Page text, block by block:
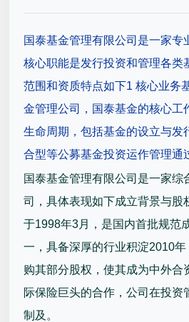
国泰基金管理有限公司是一家专
核心职能是发行投资和管理各类
范围和资质特点如下1 核心业务
金管理公司，国泰基金的核心工
生命周期，包括基金的设立与发
合型等公募基金投资运作管理通
国泰基金管理有限公司是一家综
司，具体表现如下成立背景与股
于1998年3月，是国内首批规范
一，具备深厚的行业积淀2010
购其部分股权，使其成为中外合
际保险巨头的合作，公司在投资
制及。